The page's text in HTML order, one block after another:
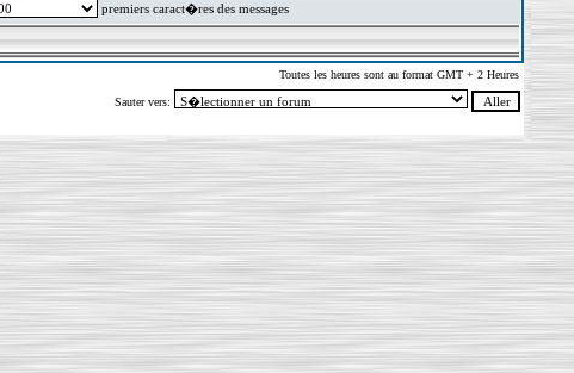
premiers caract�res des messages
Toutes les heures sont au format GMT + 2 Heures
Sauter vers: